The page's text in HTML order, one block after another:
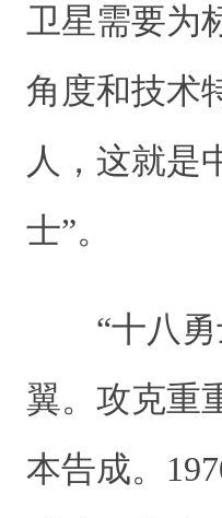
卫星需要为
角度和技术
人，这就是
士”。
“十八勇
翼。攻克重
本告成。